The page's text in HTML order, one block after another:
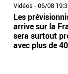
Vidéos -06/08
Les
arrive sur la
sera surtout
avec plus de